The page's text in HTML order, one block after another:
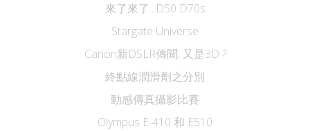
來了來了...D50 D70s
Stargate Universe
Canon新DSLR傳聞, 又是3D ?
終點線潤滑劑之分別
動感傳真攝影比賽
Olympus E-410 和 E510